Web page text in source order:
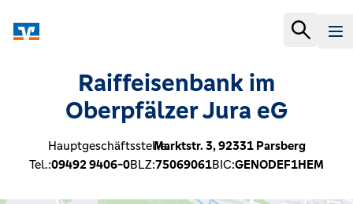
Raiffeisenbank im
Oberpfälzer Jura eG
Hauptgeschäftsstelle:Marktstr. 3,92331 Parsberg
Tel.:09492 9406-0BLZ:75069061BIC:GENODEF1HEM